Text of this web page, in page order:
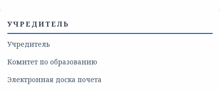
УЧРЕДИТЕЛЬ
Учредитель
Комитет по образованию
Электронная доска почета